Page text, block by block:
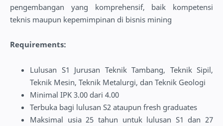
pengembangan yang komprehensif, baik kompetensi
teknis maupun kepemimpinan di bisnis mining
Requirements:
Lulusan S1 Jurusan Teknik Tambang, Teknik Sipil,
Teknik Mesin, Teknik Metalurgi, dan Teknik Geologi
Minimal IPK 3.00 dari 4.00
Terbuka bagi lulusan S2 ataupun fresh graduates
Maksimal usia 25 tahun untuk lulusan S1 dan 27